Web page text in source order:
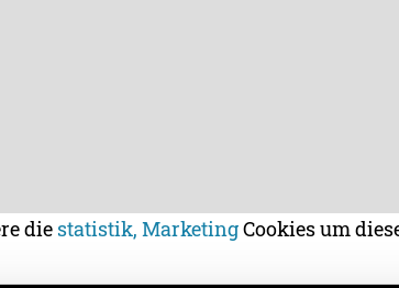
die statistik, MarketingCookies um